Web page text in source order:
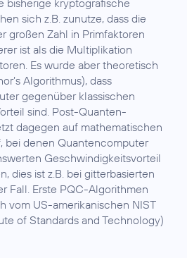
sich z.B. zunutze, dass die
großen Zahl in Primfaktoren
ist als die Multiplikation
Es wurde aber theoretisch
Algorithmus), dass
gegenüber klassischen
sind. Post-Quanten-
dagegen auf mathematischen
bei denen Quantencomputer
Geschwindigkeitsvorteil
dies ist z.B. bei gitterbasierten
Fall. Erste PQC-Algorithmen
vom US-amerikanischen NIST
of Standards and Technology)